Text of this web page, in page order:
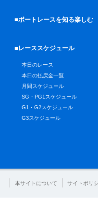
■ボートレースを知る楽しむ
■レーススケジュール
本日のレース
本日の払戻金一覧
月間スケジュール
SG・PG1スケジュール
G1・G2スケジュール
G3スケジュール
本サイトについて サイトポリ